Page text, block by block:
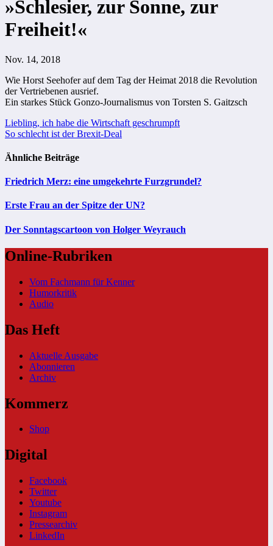
»Schlesier, zur Sonne, zur
Freiheit!«
Nov. 14, 2018
Wie Horst Seehofer auf dem Tag der Heimat 2018 die Revolution
der Vertriebenen ausrief.
Ein starkes Stück Gonzo-Journalismus von Torsten S. Gaitzsch
Beitragsnavigation
Liebling, ich habe die Wirtschaft geschrumpft
So schlecht ist der Brexit-Deal
Ähnliche Beiträge
Friedrich Merz: eine umgekehrte Furzgrundel?
Erste Frau an der Spitze der UN?
Der Sonntagscartoon von Holger Weyrauch
Online-Rubriken
Vom Fachmann für Kenner
Humorkritik
Audio
Das Heft
Aktuelle Ausgabe
Abonnieren
Archiv
Kommerz
Shop
Digital
Facebook
Twitter
Youtube
Instagram
Pressearchiv
LinkedIn